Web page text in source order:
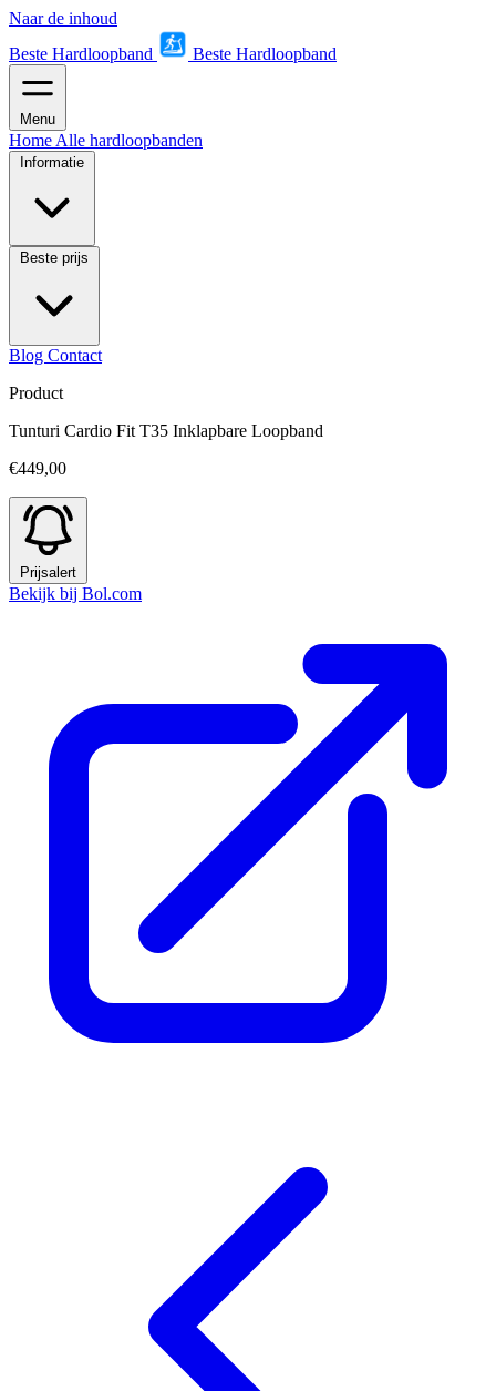
Naar de inhoud
Beste Hardloopband
Beste Hardloopband
Menu
Home Alle hardloopbanden
Informatie
Beste prijs
Blog Contact
Product
Tunturi Cardio Fit T35 Inklapbare Loopband
€449,00
Prijsalert
Bekijk bij Bol.com